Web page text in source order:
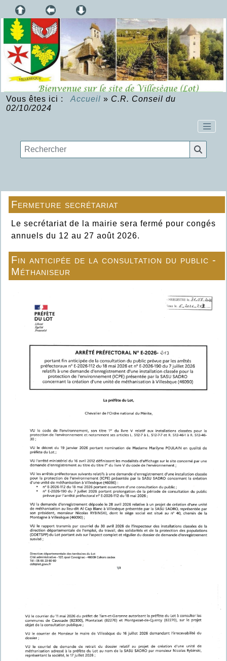
Vous êtes ici : Accueil » C.R. Conseil du
02/10/2024
Fermeture secrétariat
Le secrétariat de la mairie sera fermé pour congés
annuels du 12 au 27 août 2026.
Fin anticipée de la consultation du public -
Méthaniseur